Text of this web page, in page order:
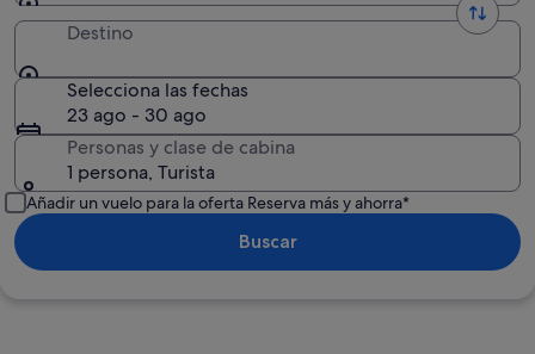
Destino
Selecciona las fechas
23 ago - 30 ago
Personas y clase de cabina
1 persona, Turista
Añadir un vuelo para la oferta Reserva más y ahorra*
Buscar